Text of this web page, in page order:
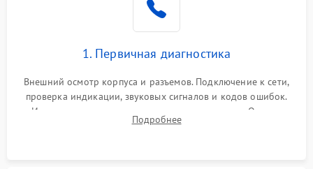
1. Первичная диагностика
Внешний осмотр корпуса и разъемов. Подключение к сети,
проверка индикации, звуковых сигналов и кодов ошибок.
Измерение входного и выходного напряжения. Оценка
реакции ИБП на отключение основного питания без
Подробнее